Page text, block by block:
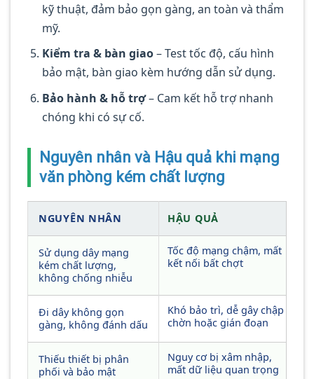
kỹ thuật, đảm bảo gọn gàng, an toàn và thẩm
mỹ.
Kiểm tra & bàn giao– Test tốc độ, cấu hình
bảo mật, bàn giao kèm hướng dẫn sử dụng.
Bảo hành & hỗ trợ– Cam kết hỗ trợ nhanh
chóng khi có sự cố.
Nguyên nhân và Hậu quả khi mạng
văn phòng kém chất lượng
NGUYÊN NHÂN HẬU QUẢ
Sử dụng dây mạng
kém chất lượng,
không chống nhiễu
Tốc độ mạng chậm, mất
kết nối bất chợt
Đi dây không gọn
gàng, không đánh dấu
Khó bảo trì, dễ gây chập
chờn hoặc gián đoạn
Thiếu thiết bị phân
phối và bảo mật
Nguy cơ bị xâm nhập,
mất dữ liệu quan trọng